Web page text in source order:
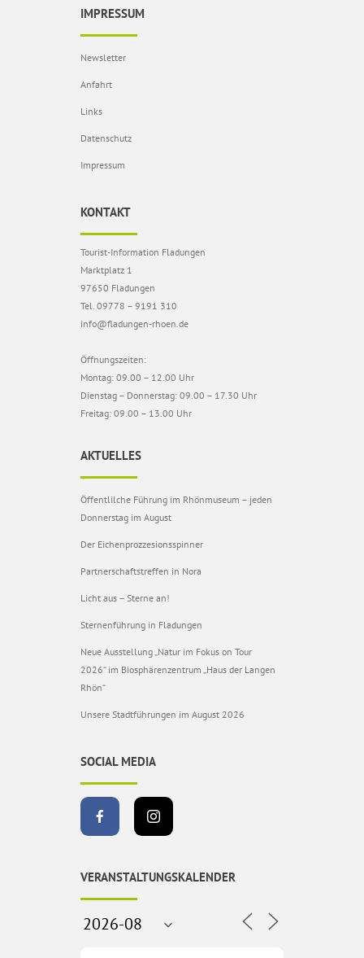
IMPRESSUM
Newsletter
Anfahrt
Links
Datenschutz
Impressum
KONTAKT
Tourist-Information Fladungen
Marktplatz 1
97650 Fladungen
Tel. 09778 – 9191 310
info@fladungen-rhoen.de
Öffnungszeiten:
Montag: 09.00 – 12.00 Uhr
Dienstag – Donnerstag: 09.00 – 17.30 Uhr
Freitag: 09.00 – 13.00 Uhr
AKTUELLES
Öffentlilche Führung im Rhönmuseum – jeden
Donnerstag im August
Der Eichenprozzesionsspinner
Partnerschaftstreffen in Nora
Licht aus – Sterne an!
Sternenführung in Fladungen
Neue Ausstellung „Natur im Fokus on Tour
2026“ im Biosphärenzentrum „Haus der Langen
Rhön“
Unsere Stadtführungen im August 2026
SOCIAL MEDIA
VERANSTALTUNGSKALENDER